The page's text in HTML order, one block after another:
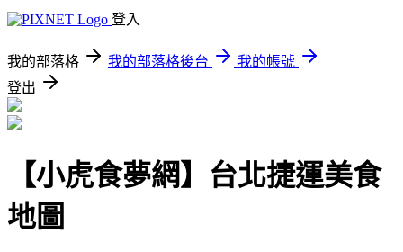
登入
我的部落格 我的部落格後台
我的帳號
登出
【小虎食夢網】台北捷運美食
地圖